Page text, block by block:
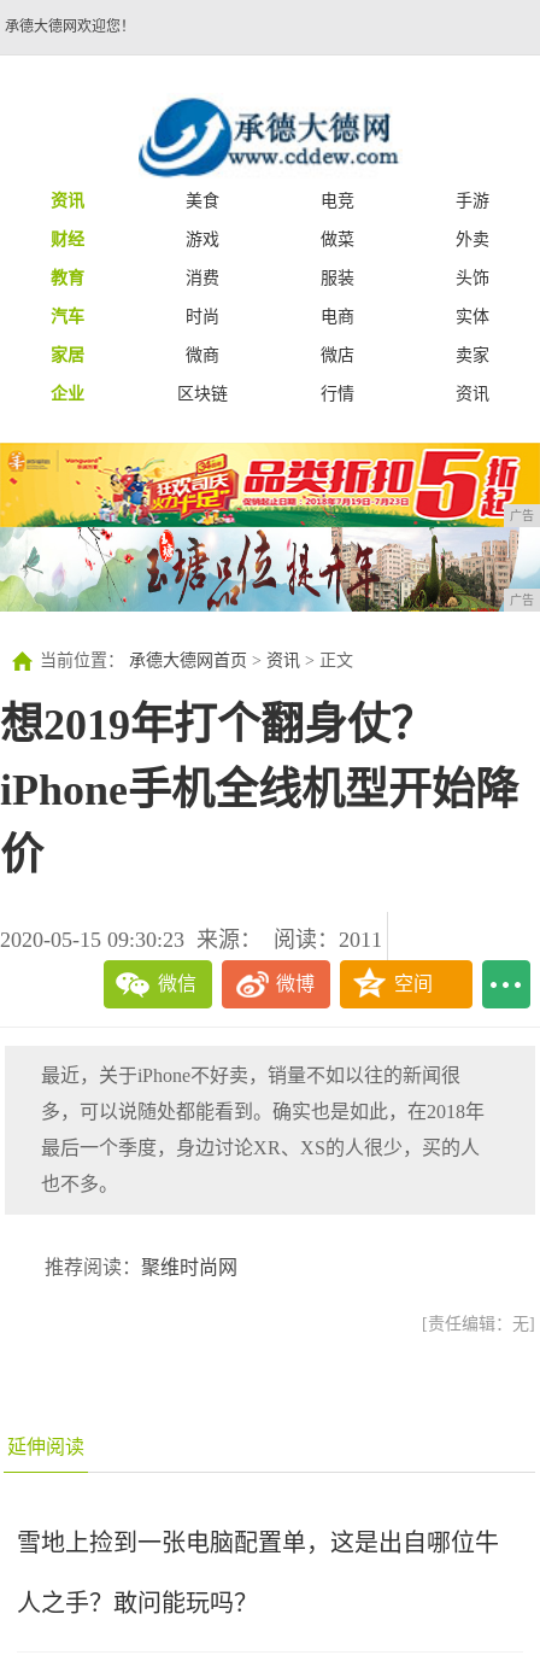
承德大德网欢迎您！
资讯 美食 电竞
手游
财经
游戏 做菜
外卖
教育
消费 服装
头饰
汽车
时尚 电商
实体
家居
微商 微店
卖家
企业
区块链 行情 资讯
广告
广告
当前位置： 承德大德网首页 > 资讯 > 正文
想2019年打个翻身仗？
iPhone手机全线机型开始降
价
2020-05-15 09:30:23 来源： 阅读：2011
微信 微博 空间
最近，关于iPhone不好卖，销量不如以往的新闻很
多，可以说随处都能看到。确实也是如此，在2018年
最后一个季度，身边讨论XR、XS的人很少，买的人
也不多。
推荐阅读：聚维时尚网
[责任编辑：无]
延伸阅读
雪地上捡到一张电脑配置单，这是出自哪位牛
人之手？敢问能玩吗？